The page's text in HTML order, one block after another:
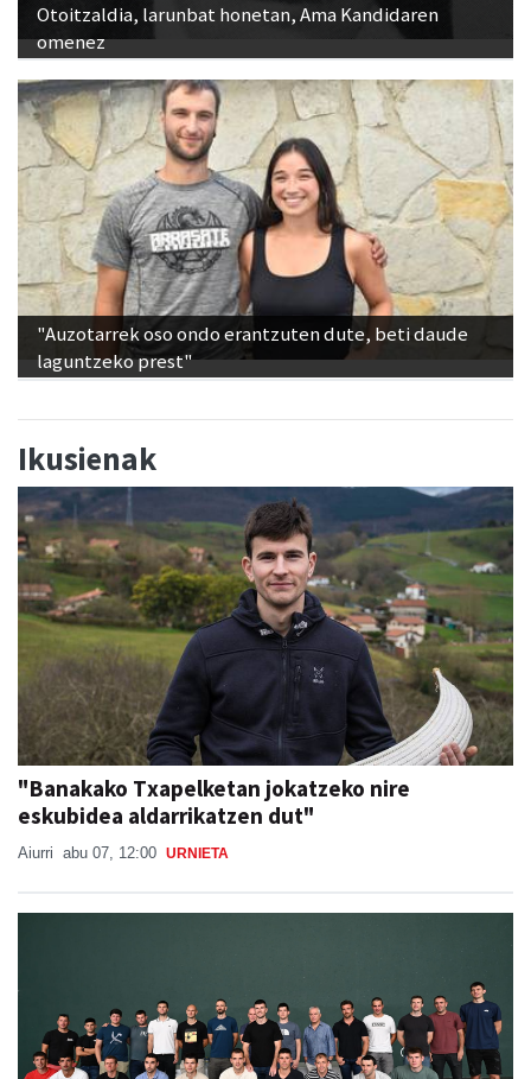
Otoitzaldia, larunbat honetan, Ama Kandidaren
omenez
"Auzotarrek oso ondo erantzuten dute, beti daude
laguntzeko prest"
Ikusienak
"Banakako Txapelketan jokatzeko nire
eskubidea aldarrikatzen dut"
Aiurri abu 07, 12:00 URNIETA